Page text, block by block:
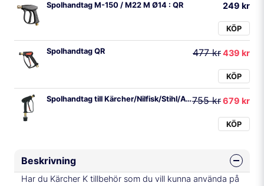
Spolhandtag M-150 / M22 M Ø14 : QR 249 kr
KÖP
Spolhandtag QR 477 kr439 kr
KÖP
Spolhandtag till Kärcher/Nilfisk/Stihl/AVA755 kr679 kr
KÖP
Beskrivning
Har du Kärcher K tillbehör som du vill kunna använda på